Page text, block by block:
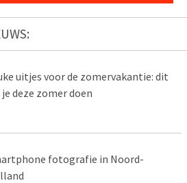
uitjes voor de zomervakantie: dit
deze zomer doen
fotografie in Noord-